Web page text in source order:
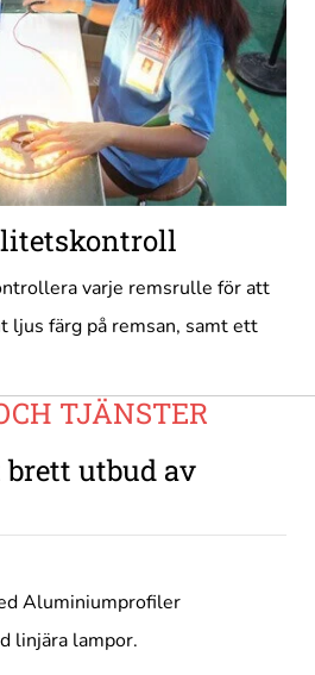
varje remsrulle för att
ljus färg på remsan, samt ett
TJÄNSTER
utbud av
Aluminiumprofiler
linjära lampor.